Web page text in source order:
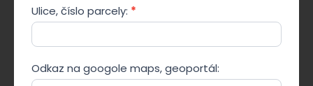
Ulice, číslo parcely: *
Odkaz na googole maps, geoportál: